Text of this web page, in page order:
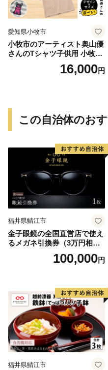
愛知県小牧市
小牧市のアーティスト奥山優
さんのTシャツ子供用 小牧市
16,000円
この自治体のお
福井県鯖江市
金子眼鏡の全国直営店で使え
るメガネ引換券（3万円相
100,000円
福井県鯖江市